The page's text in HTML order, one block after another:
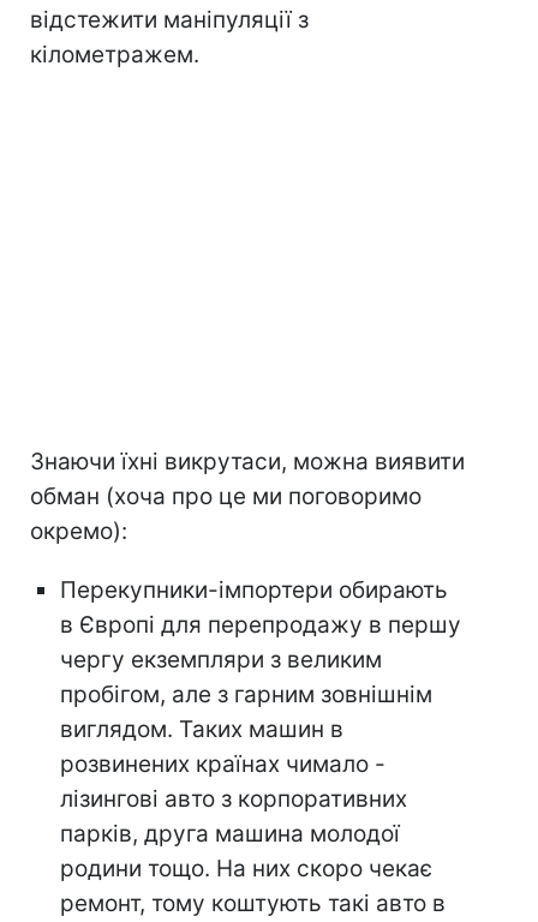
відстежити маніпуляції з
кілометражем.
Знаючи їхні викрутаси, можна виявити
обман (хоча про це ми поговоримо
окремо):
Перекупники-імпортери обирають
в Європі для перепродажу в першу
чергу екземпляри з великим
пробігом, але з гарним зовнішнім
виглядом. Таких машин в
розвинених країнах чимало -
лізингові авто з корпоративних
парків, друга машина молодої
родини тощо. На них скоро чекає
ремонт, тому коштують такі авто в